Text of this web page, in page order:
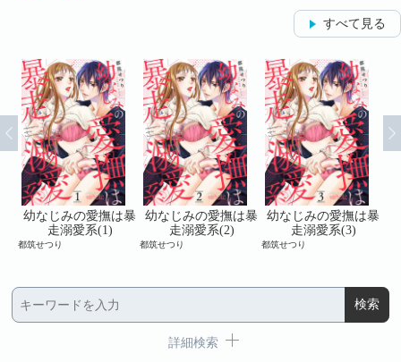
すべて見る
幼なじみの愛撫は暴
走溺愛系(1)
都筑せつり
幼なじみの愛撫は暴
走溺愛系(2)
都筑せつり
幼なじみの愛撫は暴
走溺愛系(3)
都筑せつり
詳細検索